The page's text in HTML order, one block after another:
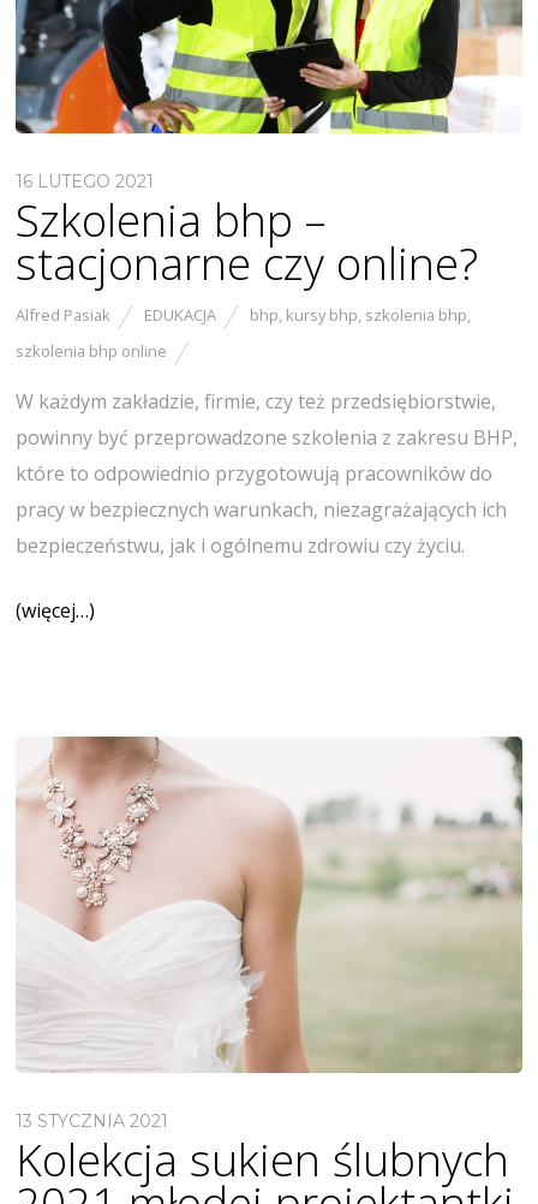
16 LUTEGO 2021
Szkolenia bhp –
stacjonarne czy online?
Alfred Pasiak EDUKACJA bhp, kursy bhp, szkolenia bhp,
szkolenia bhp online
W każdym zakładzie, firmie, czy też przedsiębiorstwie,
powinny być przeprowadzone szkolenia z zakresu BHP,
które to odpowiednio przygotowują pracowników do
pracy w bezpiecznych warunkach, niezagrażających ich
bezpieczeństwu, jak i ogólnemu zdrowiu czy życiu.
(więcej…)
13 STYCZNIA 2021
Kolekcja sukien ślubnych